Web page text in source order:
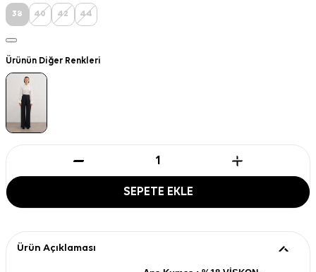
38 40 42 44
Ürünün Diğer Renkleri
SEPETE EKLE
Ürün Açıklaması